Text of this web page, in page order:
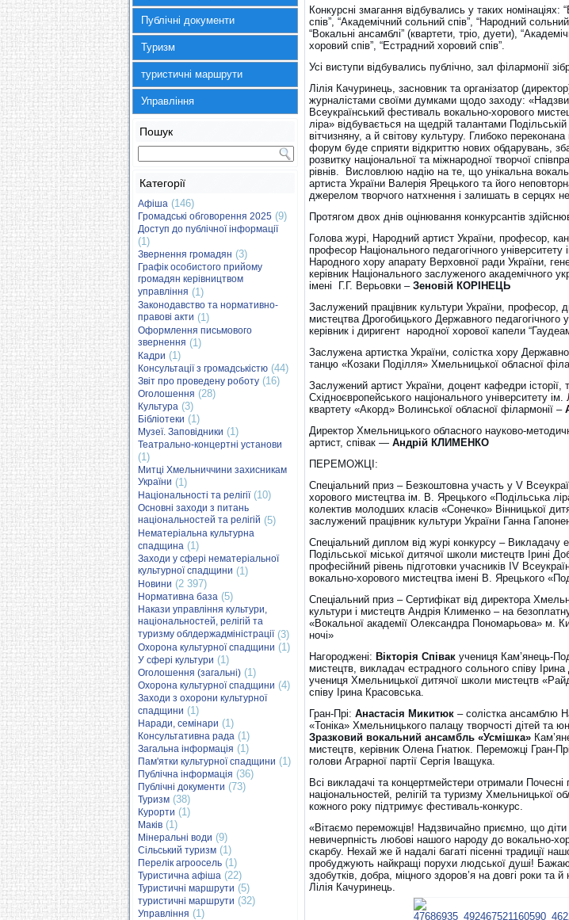
Публічні документи
Туризм
туристичні маршрути
Управління
Пошук
Категорії
Афіша (146)
Громадські обговорення 2025 (9)
Доступ до публічної інформації
(1)
Звернення громадян (3)
Графік особистого прийому
громадян керівництвом
управління (1)
Законодавство та нормативно-
правові акти (1)
Оформлення письмового
звернення (1)
Кадри (1)
Консультації з громадськістю (44)
Звіт про проведену роботу (16)
Оголошення (28)
Культура (3)
Бібліотеки (1)
Музеї. Заповідники (1)
Театрально-концертні установи
(1)
Митці Хмельниччини захисникам
України (1)
Національності та релігії(10)
Основні заходи з питань
національностей та релігій (5)
Нематеріальна культурна
спадщина (1)
Заходи у сфері нематеріальної
культурної спадщини (1)
Новини (2 397)
Нормативна база (5)
Накази управління культури,
національностей, релігій та
туризму облдержадміністрації(3)
Охорона культурної спадщини (1)
У сфері культури (1)
Оголошення (загальні) (1)
Охорона культурної спадщини (4)
Заходи з охорони культурної
спадщини (1)
Наради, семінари (1)
Консультативна рада (1)
Загальна інформація (1)
Пам'ятки культурної спадщини (1)
Публічна інформація (36)
Публічні документи (73)
Туризм (38)
Курорти (1)
Маків (1)
Мінеральні води (9)
Сільський туризм (1)
Перелік агроосель (1)
Туристична афіша (22)
Туристичні маршрути (5)
туристичні маршрути (32)
Управління (1)
Конкурсні змагання відбувались у таких номінаціях:
спів”, “Академічний сольний спів”, “Народний
“Вокальні ансамблі” (квартети, тріо, дуети),
хоровий спів”, “Естрадний хоровий спів”.
Усі виступи відбувались публічно, зал філармонії
Лілія Качуринець, засновник та організатор
журналістами своїми думками щодо заходу:
Всеукраїнський фестиваль вокально-хорового
ліра» відбувається на щедрій талантами
вітчизняну, а й світову культуру. Глибоко
форум буде сприяти відкриттю нових обдарувань,
розвитку національної та міжнародної творчої
рівнів. Висловлюю надію на те, що унікальна
артиста України Валерія Ярецького та його
джерелом творчого натхнення і залишать в серцях
Протягом двох днів оцінювання конкурсантів
Голова журі, Народний артист України, професор,
професор Національного педагогічного
Народного хору апарату Верховної ради України,
керівник Національного заслуженого академічного
імені Г.Г. Верьовки – Зеновій КОРІНЕЦЬ
Заслужений працівник культури України, професор,
мистецтва Дрогобицького Державного педагогічного
керівник і диригент народної хорової капели
Заслужена артистка України, солістка хору
танцю «Козаки Поділля» Хмельницької обласної
Заслужений артист України, доцент кафедри історії,
Східноєвропейського національного університету ім.
квартету «Акорд» Волинської обласної філармонії –
Директор Хмельницького обласного науково-
артист, співак — Андрій КЛИМЕНКО
ПЕРЕМОЖЦІ:
Спеціальний приз – Безкоштовна участь у V
хорового мистецтва ім. В. Ярецького «Подільська
колектив молодших класів «Сонечко» Вінницької
заслужений працівник культури України Ганна
Спеціальний диплом від журі конкурсу – Викладачу
Подільської міської дитячої школи мистецтв Ірині
професійний рівень підготовки учасників IV
вокально-хорового мистецтва імені В. Ярецького
Спеціальний приз – Сертифікат від директора
культури і мистецтв Андрія Клименко – на
«Вокальної академії Олександра Пономарьова» м.
ночі»
Нагороджені: Вікторія Співак учениця Кам’янець-
мистецтв, викладач естрадного сольного співу
учениця Хмельницької дитячої школи мистецтв
співу Ірина Красовська.
Гран-Прі: Анастасія Микитюк – солістка ансамблю
«Тоніка» Хмельницького палацу творчості дітей та
Зразковий вокальний ансамбль «Усмішка»
мистецтв, керівник Олена Гнатюк. Переможці Гран-
голови Аграрної партії Сергія Іващука.
Всі викладачі та концертмейстери отримали Почесні
національностей, релігій та туризму Хмельницької
кожного року підтримує фестиваль-конкурс.
«Вітаємо переможців! Надзвичайно приємно, що
невичерпність любові нашого народу до вокально-
скарбу. Нехай же й надалі багаті пісенні традиції
пробуджують найкращі порухи людської душі!
здобутків, добра, міцного здоров’я на довгі роки та
Лілія Качуринець.